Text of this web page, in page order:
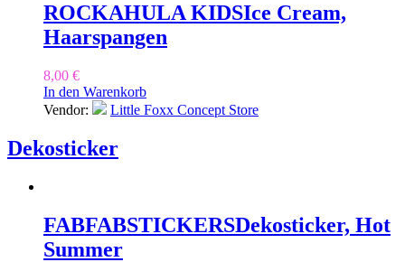
ROCKAHULA KIDSIce Cream,
Haarspangen
8,00 €
In den Warenkorb
Vendor:
Little Foxx Concept Store
Dekosticker
FABFABSTICKERSDekosticker, Hot
Summer